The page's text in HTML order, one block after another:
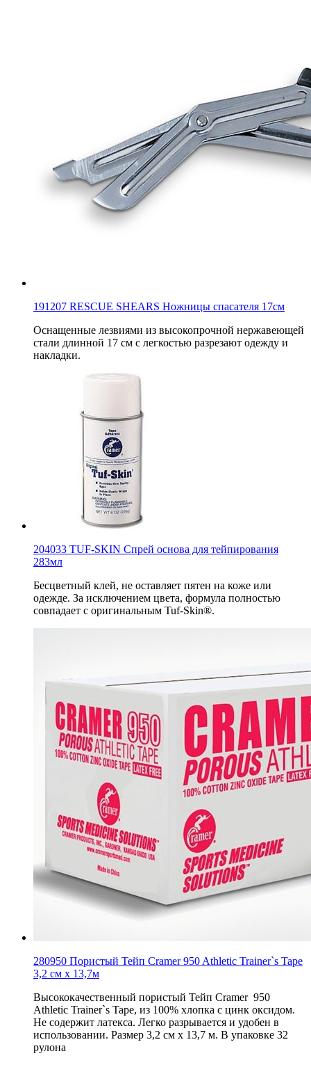
191207 RESCUE SHEARS Ножницы спасателя 17см
Оснащенные лезвиями из высокопрочной нержавеющей
стали длинной 17 см с легкостью разрезают одежду и
накладки.
204033 TUF-SKIN Спрей основа для тейпирования
283мл
Бесцветный клей, не оставляет пятен на коже или
одежде. За исключением цвета, формула полностью
совпадает с оригинальным Tuf-Skin®.
280950 Пористый Тейп Cramer 950 Athletic Trainer`s Tape
3,2 см х 13,7м
Высококачественный пористый Тейп Cramer 950
Athletic Trainer`s Tape, из 100% хлопка c цинк оксидом.
Не содержит латекса. Легко разрывается и удобен в
использовании. Размер 3,2 см х 13,7 м. В упаковке 32
рулона